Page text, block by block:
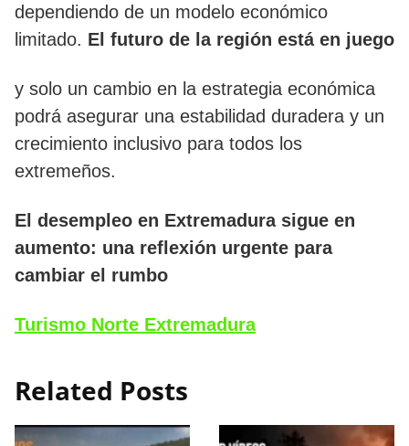
dependiendo de un modelo económico
limitado. El futuro de la región está en juego
y solo un cambio en la estrategia económica
podrá asegurar una estabilidad duradera y un
crecimiento inclusivo para todos los
extremeños.
El desempleo en Extremadura sigue en
aumento: una reflexión urgente para
cambiar el rumbo
Turismo Norte Extremadura
Related Posts